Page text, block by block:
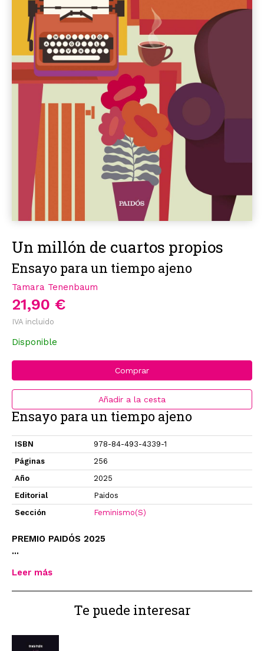
Un millón de cuartos propios
Ensayo para un tiempo ajeno
Tamara Tenenbaum
21,90 €
IVA incluido
Disponible
Comprar
Añadir a la cesta
Ensayo para un tiempo ajeno
ISBN
978-84-493-4339-1
Páginas
256
Año
2025
Editorial
Paidos
Sección
Feminismo(S)
PREMIO PAIDÓS 2025
...
Leer más
Te puede interesar